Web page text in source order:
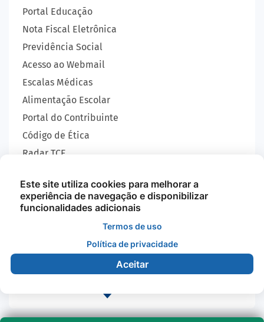
Portal Educação
Nota Fiscal Eletrônica
Previdência Social
Acesso ao Webmail
Escalas Médicas
Alimentação Escolar
Portal do Contribuinte
Código de Ética
Radar TCE
SIC
GEOBRAS
Todos os Direitos Reservados - Prefeitura Municipal
de Nova Monte Verde - 2026
Este site utiliza cookies para melhorar a
experiência de navegação e disponibilizar
funcionalidades adicionais
Termos de uso
Política de privacidade
Aceitar